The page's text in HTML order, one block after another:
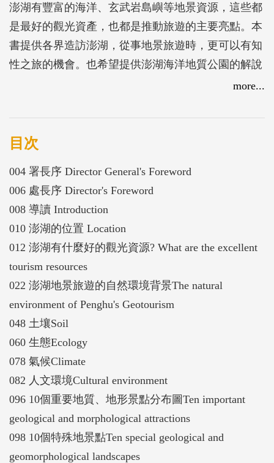
澎湖有豐富的海洋、玄武岩島嶼等地景資源，這些都
是最好的觀光資產，也都是推動旅遊的主要亮點。本
書提供各界造訪澎湖，從事地景旅遊時，更可以有知
性之旅的機會。也希望提供澎湖海洋地質公園的解說
more...
目次
004 署長序 Director General's Foreword
006 處長序 Director's Foreword
008 導讀 Introduction
010 澎湖的位置 Location
012 澎湖有什麼好的觀光資源? What are the excellent
tourism resources
022 澎湖地景旅遊的自然環境背景The natural
environment of Penghu's Geotourism
048 土壤Soil
060 生態Ecology
078 氣候Climate
082 人文環境Cultural environment
096 10個重要地質、地形景點分布圖Ten important
geological and morphological attractions
098 10個特殊地景點Ten special geological and
geomorphological landscapes